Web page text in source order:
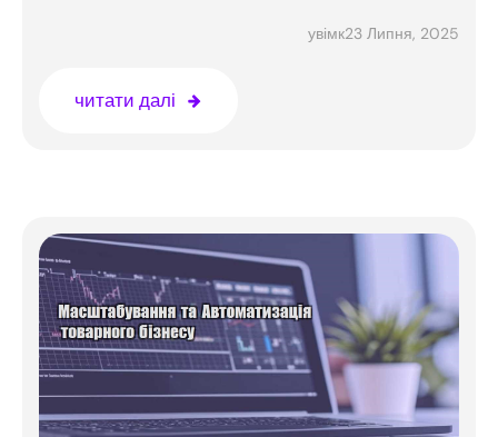
увімк23 Липня, 2025
читати далі